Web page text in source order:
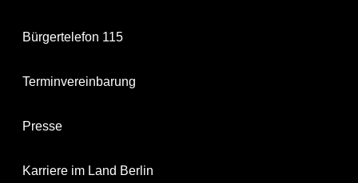
Bürgertelefon 115
Terminvereinbarung
Presse
Karriere im Land Berlin